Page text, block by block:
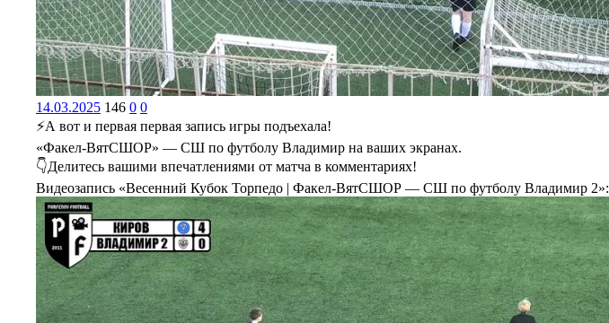
14.03.2025 146 0 0
⚡️А вот и первая первая запись игры подъехала!
«Факел-ВятСШОР» — СШ по футболу Владимир на ваших экранах.
👇Делитесь вашими впечатлениями от матча в комментариях!
Видеозапись «Весенний Кубок Торпедо | Факел-ВятСШОР — СШ по футболу Владимир 2»: